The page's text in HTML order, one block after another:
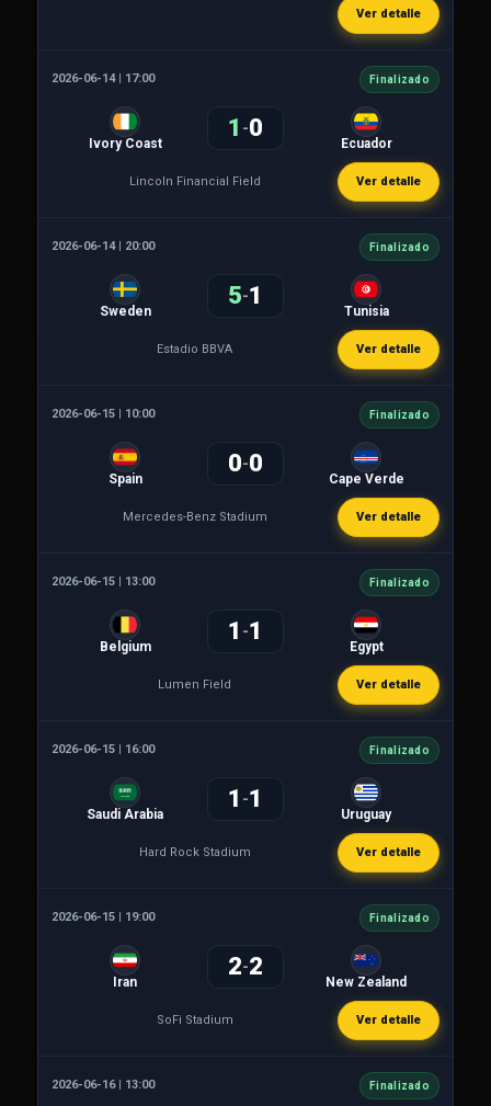
Ver detalle
2026-06-14 | 17:00 Finalizado
Ivory Coast
1 -0
Ecuador
Lincoln Financial Field Ver detalle
2026-06-14 | 20:00 Finalizado
Sweden
5-1
Tunisia
Estadio BBVA Ver detalle
2026-06-15 | 10:00 Finalizado
Spain
0-0
Cape Verde
Mercedes-Benz Stadium Ver detalle
2026-06-15 | 13:00 Finalizado
Belgium
1 -1
Egypt
Lumen Field Ver detalle
2026-06-15 | 16:00 Finalizado
Saudi Arabia
1 -1
Uruguay
Hard Rock Stadium Ver detalle
2026-06-15 | 19:00 Finalizado
Iran
2-2
New Zealand
SoFi Stadium Ver detalle
2026-06-16 | 13:00 Finalizado